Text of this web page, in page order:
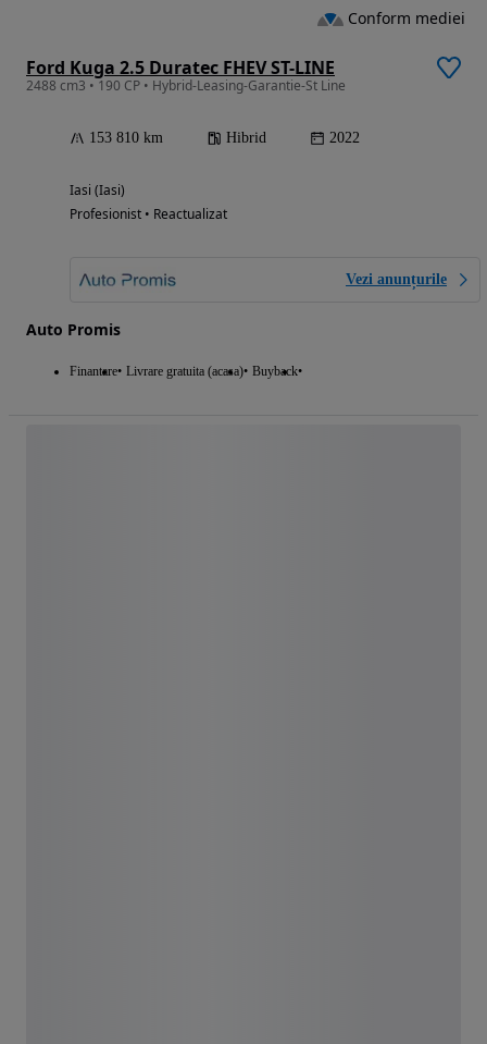
Ford Kuga 2.5 Duratec FHEV ST-LINE
2488 cm3 • 190 CP • Hybrid-Leasing-Garantie-St Line
153 810 km Hibrid 2022
Iasi (Iasi)
Profesionist • Reactualizat
Vezi anunțurile
Auto Promis
Finantare Livrare gratuita (acasa) Buyback
Conform mediei